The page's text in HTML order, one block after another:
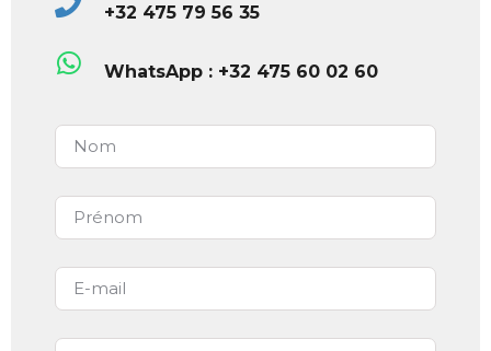
+32 475 79 56 35
WhatsApp : +32 475 60 02 60